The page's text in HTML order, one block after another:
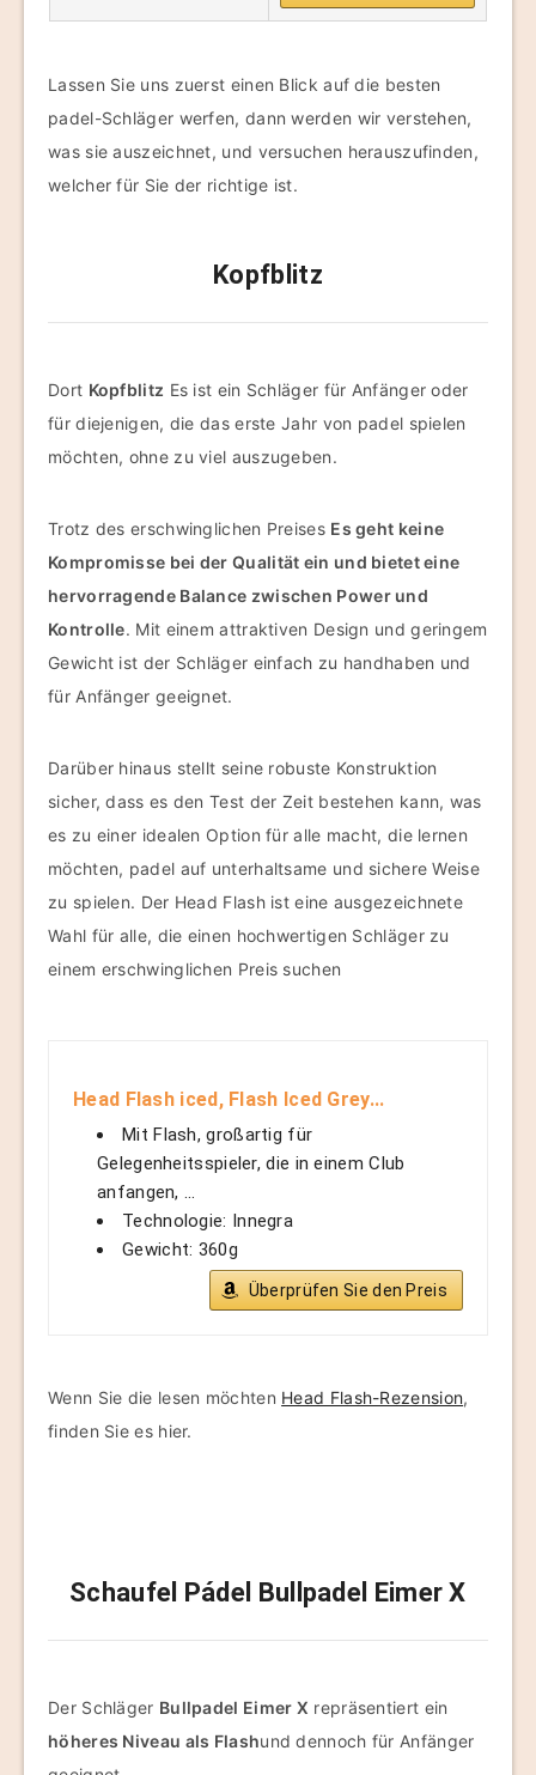
Lassen Sie uns zuerst einen Blick auf die besten
padel-Schläger werfen, dann werden wir verstehen,
was sie auszeichnet, und versuchen herauszufinden,
welcher für Sie der richtige ist.
Kopfblitz
Dort Kopfblitz Es ist ein Schläger für Anfänger oder
für diejenigen, die das erste Jahr von padel spielen
möchten, ohne zu viel auszugeben.
Trotz des erschwinglichen Preises Es geht keine
Kompromisse bei der Qualität ein und bietet eine
hervorragende Balance zwischen Power und
Kontrolle. Mit einem attraktiven Design und geringem
Gewicht ist der Schläger einfach zu handhaben und
für Anfänger geeignet.
Darüber hinaus stellt seine robuste Konstruktion
sicher, dass es den Test der Zeit bestehen kann, was
es zu einer idealen Option für alle macht, die lernen
möchten, padel auf unterhaltsame und sichere Weise
zu spielen. Der Head Flash ist eine ausgezeichnete
Wahl für alle, die einen hochwertigen Schläger zu
einem erschwinglichen Preis suchen
Head Flash iced, Flash Iced Grey...
Mit Flash, großartig für
Gelegenheitsspieler, die in einem Club
anfangen, …
Technologie: Innegra
Gewicht: 360g
Überprüfen Sie den Preis
Wenn Sie die lesen möchten Head Flash-Rezension,
finden Sie es hier.
Schaufel Pádel Bullpadel Eimer X
Der Schläger Bullpadel Eimer X repräsentiert ein
höheres Niveau als Flashund dennoch für Anfänger